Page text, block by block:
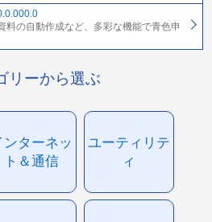
料の自動作成など、多彩な機能で青色申
リーから選ぶ
ンターネッ
ト＆通信
ユーティリテ
ィ